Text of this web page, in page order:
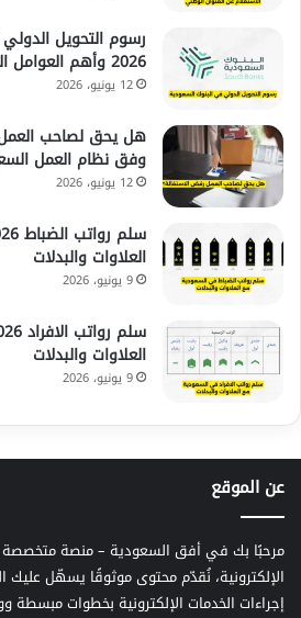
رسوم التحويل
2026 وأهم العوامل المؤثرة عليها
12 يونيو، 2026
هل يحق لصاحب العمل
وفق نظام العمل
12 يونيو، 2026
العلاوات والبدلات
9 يونيو، 2026
العلاوات والبدلات
9 يونيو، 2026
عن الموقع
مرحبًا بك في أفق السعودية – منصة
الإلكترونية، نُقدّم محتوى موثوقًا يسهّل عليك
إجراءات الخدمات الإلكترونية بخطوات مبسطة